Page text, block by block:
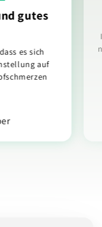
gutes
es sich
auf